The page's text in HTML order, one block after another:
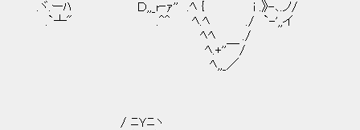
.ヾ.ーﾊ Ｄ,,_r‐ｧ'' .ﾍ { i .》-､.ノ/
.`┴" .^^ ﾍ.ﾍ ./ `-',,イ
ﾍﾍ ./
ﾍ.+''￣/
ﾍ,,_／
/ ﾆＹﾆヽ